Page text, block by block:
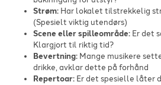
Strøm: Har lokalet tilstrekkelig
(Spesielt viktig utendørs)
Scene eller spilleområde: Er det
Klargjort til riktig tid?
Bevertning: Mange musikere
drikke, avklar dette på forhånd
Repertoar: Er det spesielle låter